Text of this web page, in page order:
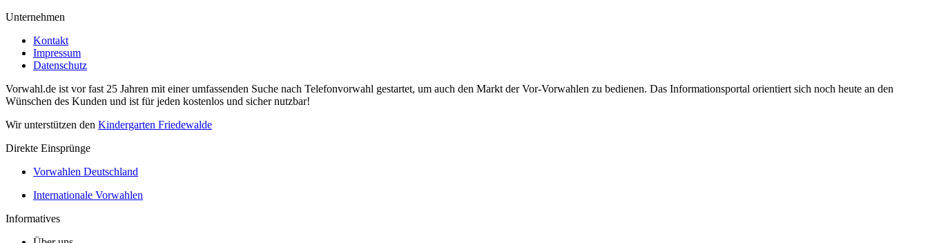
Unternehmen
Kontakt
Impressum
Datenschutz
Vorwahl.de ist vor fast 25 Jahren mit einer umfassenden Suche nach Telefonvorwahl gestartet, um auch den Markt der Vor-Vorwahlen zu bedienen. Das Informationsportal orientiert sich noch heute an den
Wünschen des Kunden und ist für jeden kostenlos und sicher nutzbar!
Wir unterstützen den Kindergarten Friedewalde
Direkte Einsprünge
Vorwahlen Deutschland
Internationale Vorwahlen
Informatives